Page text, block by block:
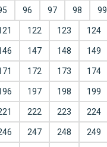
96 97 98 99
122 123 124
147 148 149
172 173 174
197 198 199
222 223 224
247 248 249